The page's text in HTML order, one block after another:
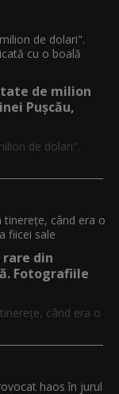
de milion
Pușcău,
de dolari".
din
Fotografiile
când era o